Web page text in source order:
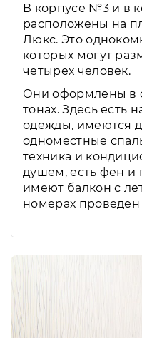
В корпусе №3 и в
расположены на
Люкс. Это
которых могут
четырех человек.
Они оформлены в
тонах. Здесь есть
одежды, имеются
одноместные
техника и
душем, есть фен и
имеют балкон с
номерах